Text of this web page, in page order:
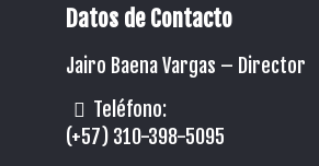
Datos de Contacto
Jairo Baena Vargas – Director
Teléfono:
(+57) 310-398-5095